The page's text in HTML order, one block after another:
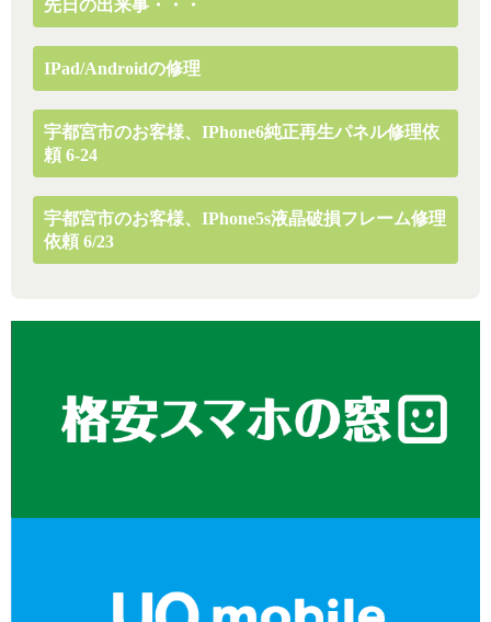
先日の出来事・・・
IPad/Androidの修理
宇都宮市のお客様、iPhone6純正再生パネル修理依
頼 6-24
宇都宮市のお客様、iPhone5s液晶破損フレーム修理
依頼 6/23